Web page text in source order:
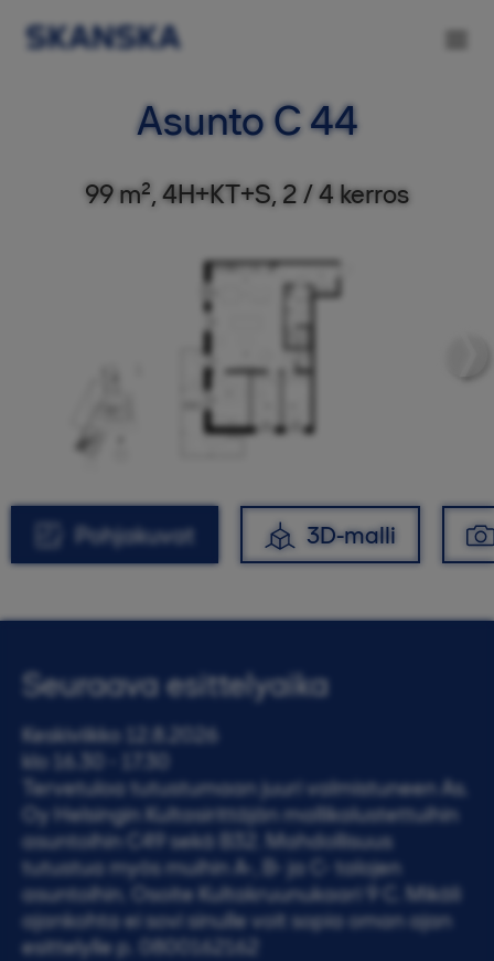
Asunto C 44
99 m², 4H+KT+S, 2 / 4 kerros
Pohjakuvat 3D-malli
Seuraava esittelyaika
Keskiviikko 12.8.2026
klo 16.30 - 17.30
Tervetuloa tutustumaan juuri valmistuneen As.
Oy Helsingin Kultasirittäjän mallikalustettuihin
asuntoihin C49 sekä B32. Mahdollisuus
tutustua myös muihin A-, B- ja C- talojen
asuntoihin. Osoite Kultakruunukaari 9 C. Mikäli
ajankohta ei sovi sinulle voit sopia oman ajan
esittelylle p. 0800162162